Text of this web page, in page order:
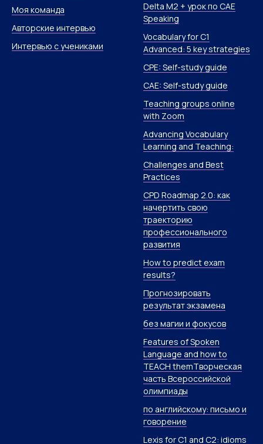
Моя команда
Авторские интервью
Интервью с учениками
Delta M2 + урок по CAE
Speaking
Vocabulary for C1
Advanced: 5 key strategies
CPE: Self-study guide
CAE: Self-study guide
Teaching groups online
with Zoom
Advancing Vocabulary
Learning and Teaching:
Challenges and Best
Practices
CPD Roadmap 2.0: как
начертить свою
траекторию
профессионального
развития
How to predict exam
results?
Прогнозировать
результат экзамена
без магии и фокусов
Features of Spoken
Language and how to
TEACH themТворческая
часть Всероссийской
олимпиады
по английскому: письмо и
говорение
Lexis for C1 and C2: idioms